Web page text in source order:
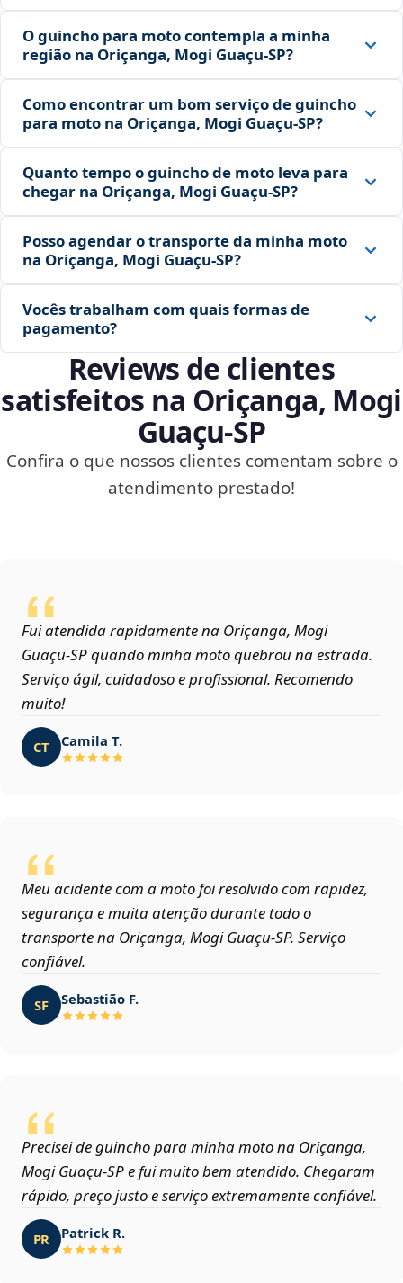
O guincho para moto contempla a minha
região na Oriçanga, Mogi Guaçu‑SP?
Como encontrar um bom serviço de guincho
para moto na Oriçanga, Mogi Guaçu‑SP?
Quanto tempo o guincho de moto leva para
chegar na Oriçanga, Mogi Guaçu‑SP?
Posso agendar o transporte da minha moto
na Oriçanga, Mogi Guaçu‑SP?
Vocês trabalham com quais formas de
pagamento?
Reviews de clientes
satisfeitos na Oriçanga, Mogi
Guaçu‑SP
Confira o que nossos clientes comentam sobre o
atendimento prestado!
Fui atendida rapidamente na Oriçanga, Mogi
Guaçu‑SP quando minha moto quebrou na estrada.
Serviço ágil, cuidadoso e profissional. Recomendo
muito!
CT Camila T.
Meu acidente com a moto foi resolvido com rapidez,
segurança e muita atenção durante todo o
transporte na Oriçanga, Mogi Guaçu‑SP. Serviço
confiável.
SF Sebastião F.
Precisei de guincho para minha moto na Oriçanga,
Mogi Guaçu‑SP e fui muito bem atendido. Chegaram
rápido, preço justo e serviço extremamente confiável.
PR Patrick R.